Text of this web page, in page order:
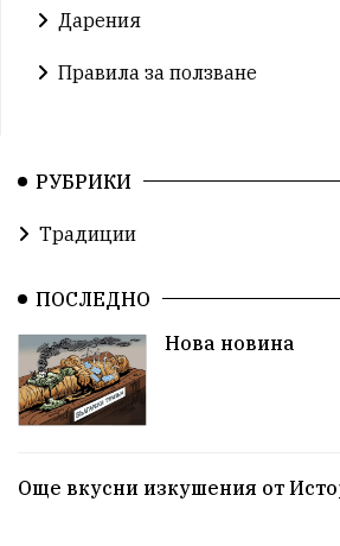
Дарения
Правила за ползване
РУБРИКИ
Традиции
ПОСЛЕДНО
Нова новина
Още вкусни изкушения от